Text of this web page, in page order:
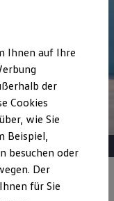
Ihnen auf Ihre
der
Cookies
wie Sie
Beispiel,
besuchen oder
Der
für Sie